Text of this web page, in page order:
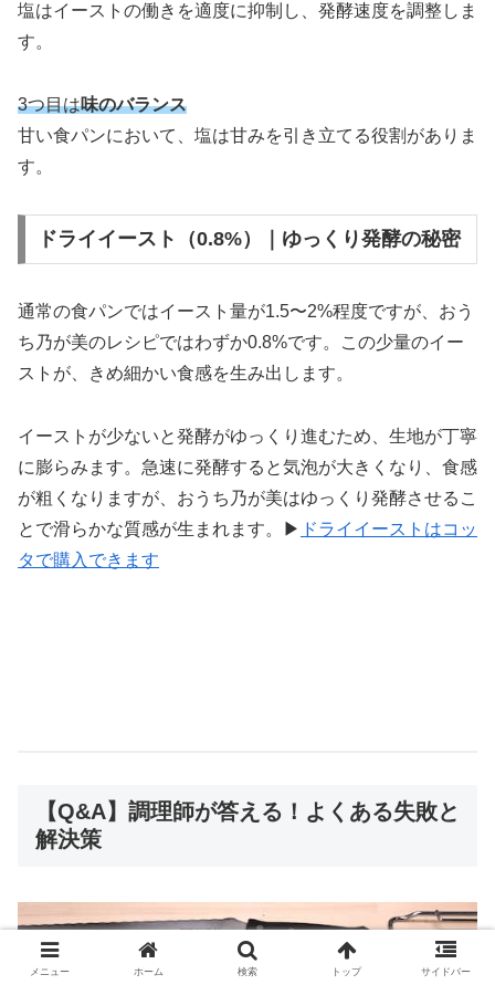
塩はイーストの働きを適度に抑制し、発酵速度を調整しま
す。
3つ目は味のバランス
甘い食パンにおいて、塩は甘みを引き立てる役割がありま
す。
ドライイースト（0.8%）｜ゆっくり発酵の秘密
通常の食パンではイースト量が1.5〜2%程度ですが、おう
ち乃が美のレシピではわずか0.8%です。この少量のイー
ストが、きめ細かい食感を生み出します。
イーストが少ないと発酵がゆっくり進むため、生地が丁寧
に膨らみます。急速に発酵すると気泡が大きくなり、食感
が粗くなりますが、おうち乃が美はゆっくり発酵させるこ
とで滑らかな質感が生まれます。▶ ドライイーストはコッ
タで購入できます
【Q&A】調理師が答える！よくある失敗と
解決策
メニュー ホーム 検索 トップ サイドバー